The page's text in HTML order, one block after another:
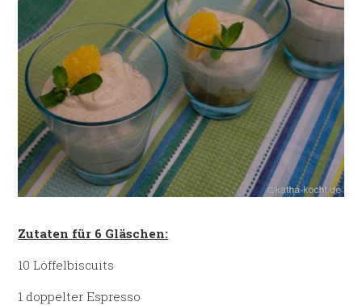
Zutaten für 6 Gläschen:
10 Löffelbiscuits
1 doppelter Espresso